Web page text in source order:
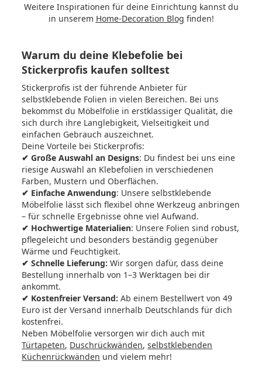
Weitere Inspirationen für deine Einrichtung kannst du
in unserem Home-Decoration Blog finden!
Warum du deine Klebefolie bei
Stickerprofis kaufen solltest
Stickerprofis ist der führende Anbieter für
selbstklebende Folien in vielen Bereichen. Bei uns
bekommst du Möbelfolie in erstklassiger Qualität, die
sich durch ihre Langlebigkeit, Vielseitigkeit und
einfachen Gebrauch auszeichnet.
Deine Vorteile bei Stickerprofis:
✔ Große Auswahl an Designs: Du findest bei uns eine
riesige Auswahl an Klebefolien in verschiedenen
Farben, Mustern und Oberflächen.
✔ Einfache Anwendung: Unsere selbstklebende
Möbelfolie lässt sich flexibel ohne Werkzeug anbringen
– für schnelle Ergebnisse ohne viel Aufwand.
✔ Hochwertige Materialien: Unsere Folien sind robust,
pflegeleicht und besonders beständig gegenüber
Wärme und Feuchtigkeit.
✔ Schnelle Lieferung: Wir sorgen dafür, dass deine
Bestellung innerhalb von 1–3 Werktagen bei dir
ankommt.
✔ Kostenfreier Versand: Ab einem Bestellwert von 49
Euro ist der Versand innerhalb Deutschlands für dich
kostenfrei.
Neben Möbelfolie versorgen wir dich auch mit
Türtapeten, Duschrückwänden,selbstklebenden
Küchenrückwänden und vielem mehr!